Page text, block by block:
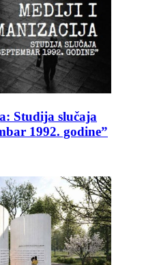
Studija slučaja
1992. godine”